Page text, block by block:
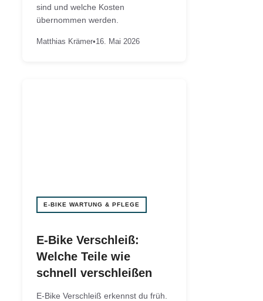
sind und welche Kosten
übernommen werden.
Matthias Krämer•16. Mai 2026
E-BIKE WARTUNG & PFLEGE
E-Bike Verschleiß:
Welche Teile wie
schnell verschleißen
E-Bike Verschleiß erkennst du früh.